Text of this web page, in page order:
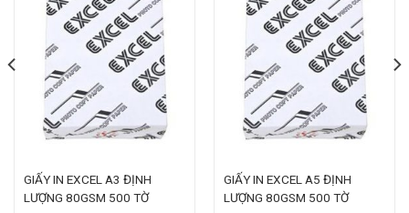
GIẤY IN EXCEL A3 ĐỊNH
LƯỢNG 80GSM 500 TỜ
GIẤY IN EXCEL A5 ĐỊNH
LƯỢNG 80GSM 500 TỜ